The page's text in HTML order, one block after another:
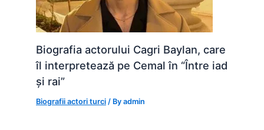
Biografia actorului Cagri Baylan, care
îl interpretează pe Cemal în “Între iad
și rai”
Biografii actori turci / Byadmin